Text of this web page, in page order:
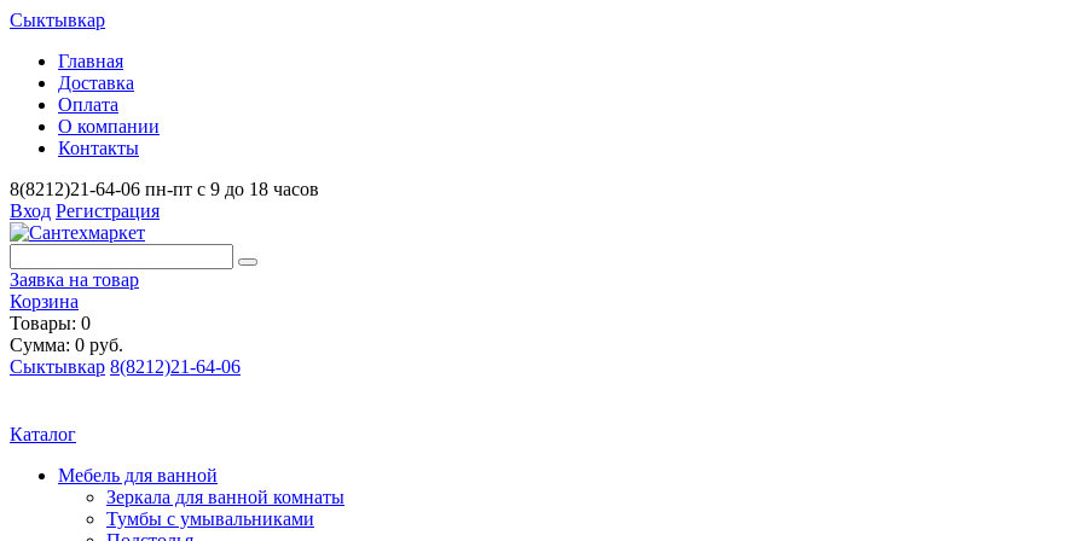
Сыктывкар
Главная
Доставка
Оплата
О компании
Контакты
8(8212)21-64-06 пн-пт с 9 до 18 часов
Вход Регистрация
Заявка на товар
Корзина
Товары: 0
Сумма: 0 руб.
Сыктывкар 8(8212)21-64-06
Каталог
Мебель для ванной
Зеркала для ванной комнаты
Тумбы с умывальниками